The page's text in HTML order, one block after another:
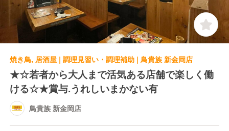
焼き鳥, 居酒屋 | 調理見習い・調理補助 | 鳥貴族 新金岡店
★☆若者から大人まで活気ある店舗で楽しく働
ける☆★賞与.うれしいまかない有
鳥貴族 新金岡店